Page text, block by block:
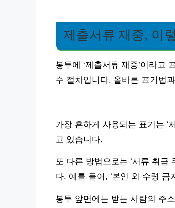
제출서류 재중, 이
봉투에 ‘제출서류 재중’이라고
수 절차입니다. 올바른 표기법
가장 흔하게 사용되는 표기는 ‘
고 있습니다.
또 다른 방법으로는 ‘서류 취급
다. 예를 들어, ‘본인 외 수령 금
봉투 앞면에는 받는 사람의 주